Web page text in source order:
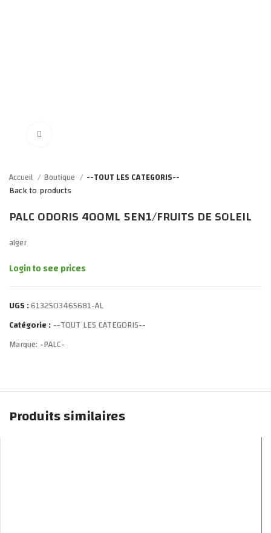
Accueil Boutique --TOUT LES CATEGORIS--
Back to products
PALC ODORIS 400ML 5EN1/FRUITS DE SOLEIL
alger
Login to see prices
UGS :6132503465681-AL
Catégorie :--TOUT LES CATEGORIS--
Marque: -PALC-
Produits similaires